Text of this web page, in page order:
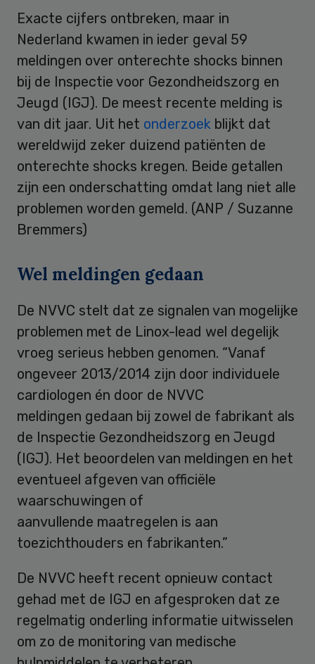
Exacte cijfers ontbreken, maar in
Nederland kwamen in ieder geval 59
meldingen over onterechte shocks binnen
bij de Inspectie voor Gezondheidszorg en
Jeugd (IGJ). De meest recente melding is
van dit jaar. Uit het onderzoek blijkt dat
wereldwijd zeker duizend patiënten de
onterechte shocks kregen. Beide getallen
zijn een onderschatting omdat lang niet alle
problemen worden gemeld. (ANP / Suzanne
Bremmers)
Wel meldingen gedaan
De NVVC stelt dat ze signalen van mogelijke
problemen met de Linox-lead wel degelijk
vroeg serieus hebben genomen. “Vanaf
ongeveer 2013/2014 zijn door individuele
cardiologen én door de NVVC
meldingen gedaan bij zowel de fabrikant als
de Inspectie Gezondheidszorg en Jeugd
(IGJ). Het beoordelen van meldingen en het
eventueel afgeven van officiële
waarschuwingen of
aanvullende maatregelen is aan
toezichthouders en fabrikanten.”
De NVVC heeft recent opnieuw contact
gehad met de IGJ en afgesproken dat ze
regelmatig onderling informatie uitwisselen
om zo de monitoring van medische